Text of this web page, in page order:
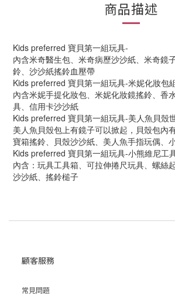
商品描述
Kids preferred 寶貝第一組玩具-
內含米奇醫生包、米奇病歷沙沙紙、米奇鏡
鈴、沙沙紙搖鈴血壓帶
Kids preferred 寶貝第一組玩具-米妮化妝包
內含米妮手提化妝包、米妮化妝鏡搖鈴、香
具、信用卡沙沙紙
Kids preferred 寶貝第一組玩具-美人魚貝殼
美人魚貝殼包上有鏡子可以掀起，貝殼包內
寶箱搖鈴、貝殼沙沙紙、美人魚手指玩偶、
Kids preferred 寶貝第一組玩具-小熊維尼工
內含：玩具工具箱、可拉伸捲尺玩具、螺絲
沙沙紙、搖鈴槌子
顧客服務
常見問題